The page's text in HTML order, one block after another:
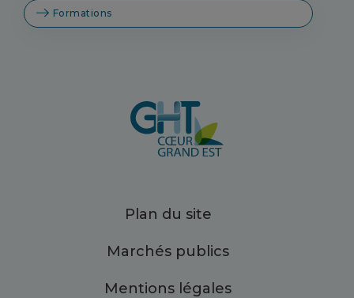
Formations
Plan du site
Marchés publics
Mentions légales